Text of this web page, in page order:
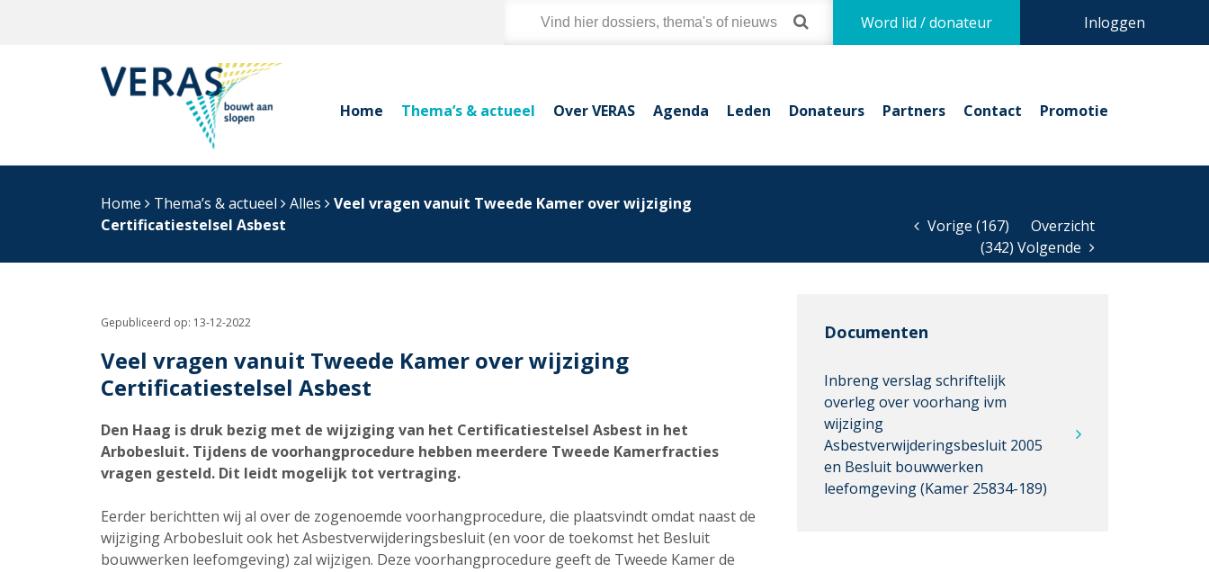
Inloggen
Word lid / donateur
Home Thema’s & actueel Over VERAS Agenda Leden Donateurs Partners Contact Promotie
Home Thema’s & actueel Alles
Veel vragen vanuit Tweede Kamer over wijziging
Certificatiestelsel Asbest
Vorige (167)
Overzicht
(342) Volgende
Gepubliceerd op: 13-12-2022
Veel vragen vanuit Tweede Kamer over wijziging
Certificatiestelsel Asbest
Den Haag is druk bezig met de wijziging van het Certificatiestelsel Asbest in het
Arbobesluit. Tijdens de voorhangprocedure hebben meerdere Tweede Kamerfracties
vragen gesteld. Dit leidt mogelijk tot vertraging.
Eerder berichtten wij al over de zogenoemde voorhangprocedure, die plaatsvindt omdat naast de
wijziging Arbobesluit ook het Asbestverwijderingsbesluit (en voor de toekomst het Besluit
bouwwerken leefomgeving) zal wijzigen. Deze voorhangprocedure geeft de Tweede Kamer de
Documenten
Inbreng verslag schriftelijk
overleg over voorhang ivm
wijziging
Asbestverwijderingsbesluit 2005
en Besluit bouwwerken
leefomgeving (Kamer 25834-189)